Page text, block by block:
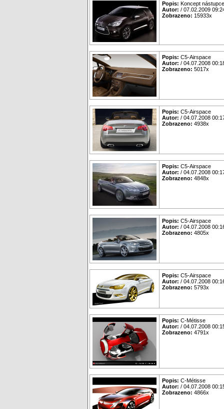
Popis: Koncept
Autor: / 07.02.2009
Zobrazeno: 15933x
Popis: C5-Airspace
Autor: / 04.07.2008
Zobrazeno: 5017x
Popis: C5-Airspace
Autor: / 04.07.2008
Zobrazeno: 4938x
Popis: C5-Airspace
Autor: / 04.07.2008
Zobrazeno: 4848x
Popis: C5-Airspace
Autor: / 04.07.2008
Zobrazeno: 4805x
Popis: C5-Airspace
Autor: / 04.07.2008
Zobrazeno: 5793x
Popis: C-Métisse
Autor: / 04.07.2008
Zobrazeno: 4791x
Popis: C-Métisse
Autor: / 04.07.2008
Zobrazeno: 4866x